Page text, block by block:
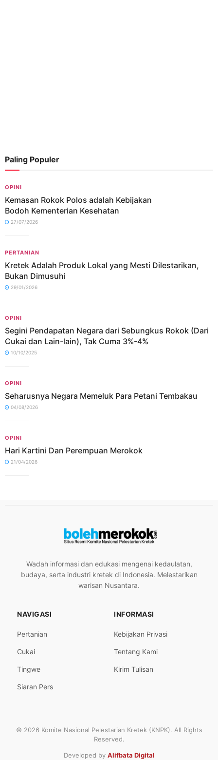
Paling Populer
OPINI
Kemasan Rokok Polos adalah Kebijakan
Bodoh Kementerian Kesehatan
27/07/2026
PERTANIAN
Kretek Adalah Produk Lokal yang Mesti Dilestarikan,
Bukan Dimusuhi
29/01/2026
OPINI
Segini Pendapatan Negara dari Sebungkus Rokok (Dari
Cukai dan Lain-lain), Tak Cuma 3%-4%
10/10/2025
OPINI
Seharusnya Negara Memeluk Para Petani Tembakau
04/08/2026
OPINI
Hari Kartini Dan Perempuan Merokok
21/04/2026
Wadah informasi dan edukasi mengenai kedaulatan,
budaya, serta industri kretek di Indonesia. Melestarikan
warisan Nusantara.
NAVIGASI
Pertanian
Cukai
Tingwe
Siaran Pers
INFORMASI
Kebijakan Privasi
Tentang Kami
Kirim Tulisan
© 2026 Komite Nasional Pelestarian Kretek (KNPK). All Rights
Reserved.
Developed by Alifbata Digital